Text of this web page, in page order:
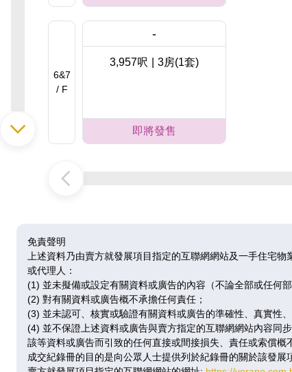
6&7
/ F
10&11
/ F
-
3,957呎 3房(1套)
即將發售
-
3,957呎 | 3房(1套)
免責聲明
上述資料乃由賣方就發展項目指定的互聯網網站及一手住宅物
或代理人：
(1) 並未擬備或設定有關資料或廣告的內容（不論全部或任何部
(2) 對有關資料或廣告概不承擔任何責任；
(3) 並未認可、核實或驗證有關資料或廣告的準確性、真實性
(4) 並不保證上述資料或廣告與賣方指定的互聯網網站內容同
該等資料或廣告而引致的任何直接或間接損失、責任或索償概
成交紀錄冊的目的是向公眾人士提供列於紀錄冊的關於該發